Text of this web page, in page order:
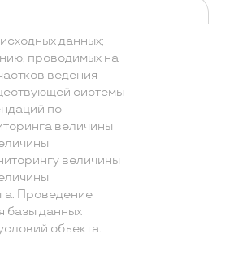
данных;
проводимых на
ведения
системы
по
величины
величины
Проведение
базы данных
объекта.